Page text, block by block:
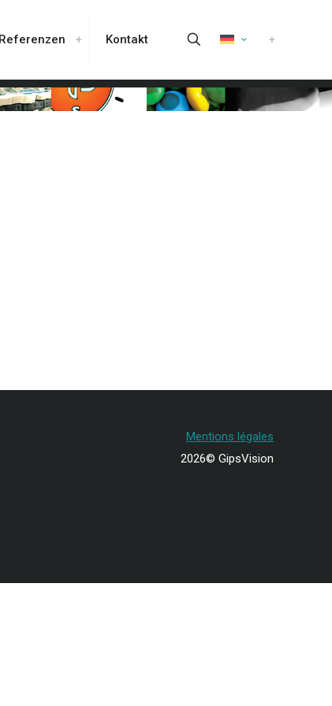
Referenzen Kontakt
Mentions légales
2026© GipsVision